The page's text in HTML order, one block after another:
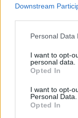
Downstream
Personal Data
I want to opt-
personal data.
Opted In
I want to opt-
Personal Data.
Opted In
Nyomtatott
Székely